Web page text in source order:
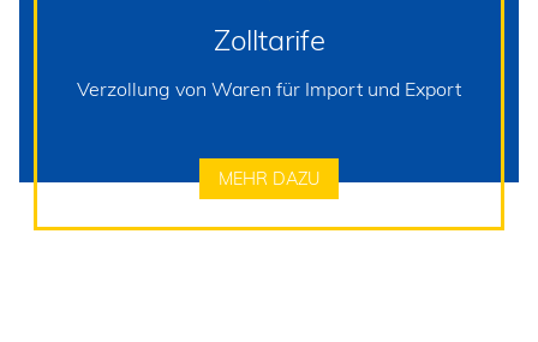
Zolltarife
Verzollung von Waren für Import und Export
MEHR DAZU